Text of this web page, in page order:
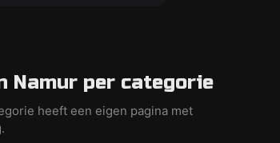
Namur per categorie
heeft een eigen pagina met